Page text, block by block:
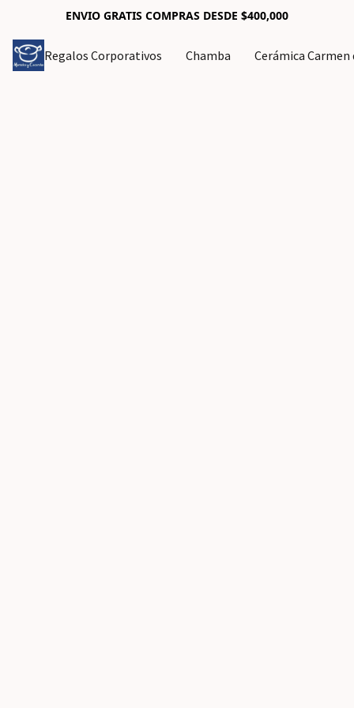
ENVIO GRATIS COMPRAS DESDE $400,000
Regalos Corporativos Chamba Cerámica Carmen